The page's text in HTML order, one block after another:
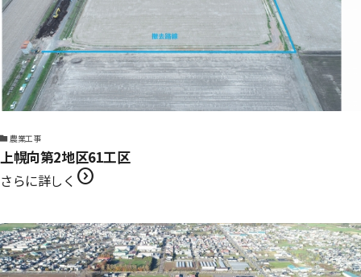
農業工事
上幌向第2地区61工区
さらに詳しく expand_circle_right